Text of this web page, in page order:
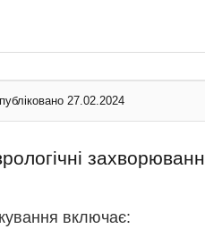
27.02.2024
включає: